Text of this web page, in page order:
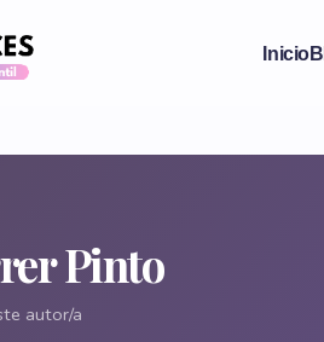
Inicio
Pinto
autor/a